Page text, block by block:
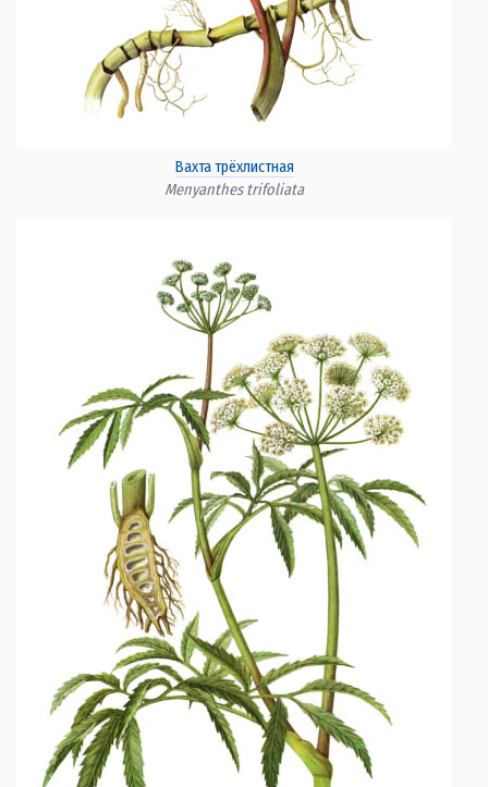
Вахта трёхлистная
Menyanthes trifoliata